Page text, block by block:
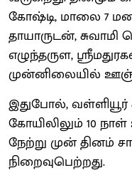
கோஷ்டி, மாலை 7
தாயாருடன்,
எழுந்தருள,
முன்னிலையில்
இதுபோல், வள்ளியூர்
கோயிலிலும் 10
நேற்று முன் தினம்
நிறைவுபெற்றது.